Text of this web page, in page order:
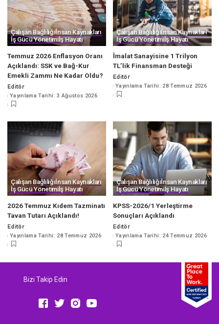
Çalışan Bağlılığıİnsan Kaynakları
İş Gücü Yönetimiİş Hayatı
Temmuz 2026 Enflasyon Oranı
Açıklandı: SSK ve Bağ-Kur
Emekli Zammı Ne Kadar Oldu?
Posted
by
Editör
Yayınlama Tarihi: 3 Ağustos 2026
Çalışan Bağlılığıİnsan Kaynakları
İş Gücü Yönetimiİş Hayatı
İmalat Sanayisine 1 Trilyon
TL’lik Finansman Desteği
Posted
by
Editör
Yayınlama Tarihi: 28 Temmuz 2026
Çalışan Bağlılığıİnsan Kaynakları
İş Gücü Yönetimiİş Hayatı
2026 Temmuz Kıdem Tazminatı
Tavan Tutarı Açıklandı!
Posted
by
Editör
Yayınlama Tarihi: 28 Temmuz 2026
Çalışan Bağlılığıİnsan Kaynakları
İş Gücü Yönetimiİş Hayatı
KPSS-2026/1 Yerleştirme
Sonuçları Açıklandı
Posted
by
Editör
Yayınlama Tarihi: 24 Temmuz 2026
Bizi Takip Edin